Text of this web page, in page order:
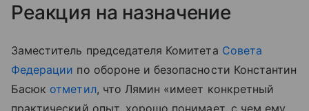
Реакция на назначение
Заместитель председателя Комитета Совета
Федерации по обороне и безопасности Константин
Басюк отметил, что Лямин «имеет конкретный